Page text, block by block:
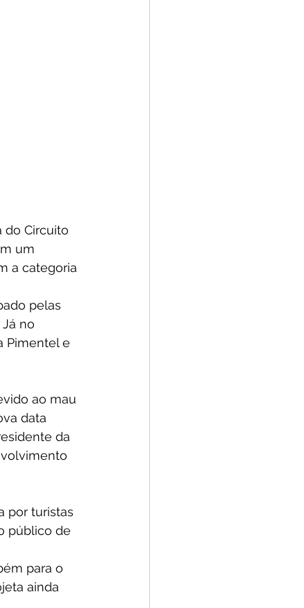
do Circuito
um
a categoria
pelas
Já no
Pimentel e
ao mau
data
da
por turistas
público de
para o
ainda